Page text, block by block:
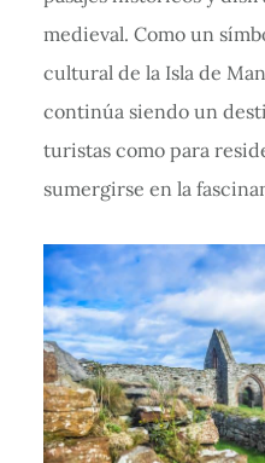
medieval. Como un
cultural de la Isla de
continúa siendo un
turistas como para
sumergirse en la